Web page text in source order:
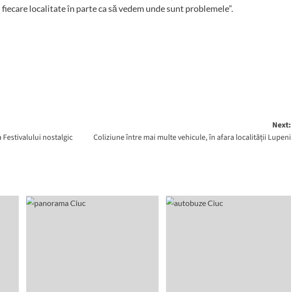
localitate în parte ca să vedem unde sunt problemele”.
Festivalului nostalgic
Next:
Coliziune între mai multe vehicule, în afara localității Lupeni